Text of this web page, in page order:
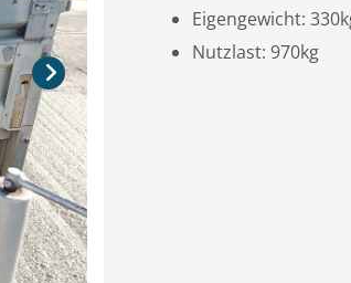
Eigengewicht:
Nutzlast: 970kg